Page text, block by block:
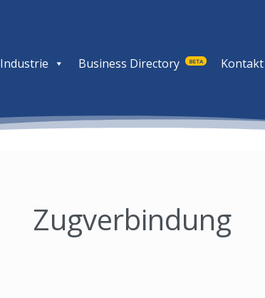
Industrie Business Directory BETA Kontakt
Zugverbindung